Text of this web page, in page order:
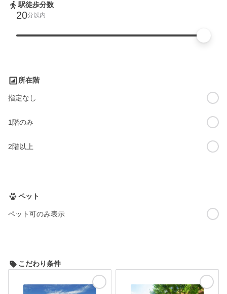
駅徒歩分数
20分以内
所在階
指定なし
1階のみ
2階以上
ペット
ペット可のみ表示
こだわり条件